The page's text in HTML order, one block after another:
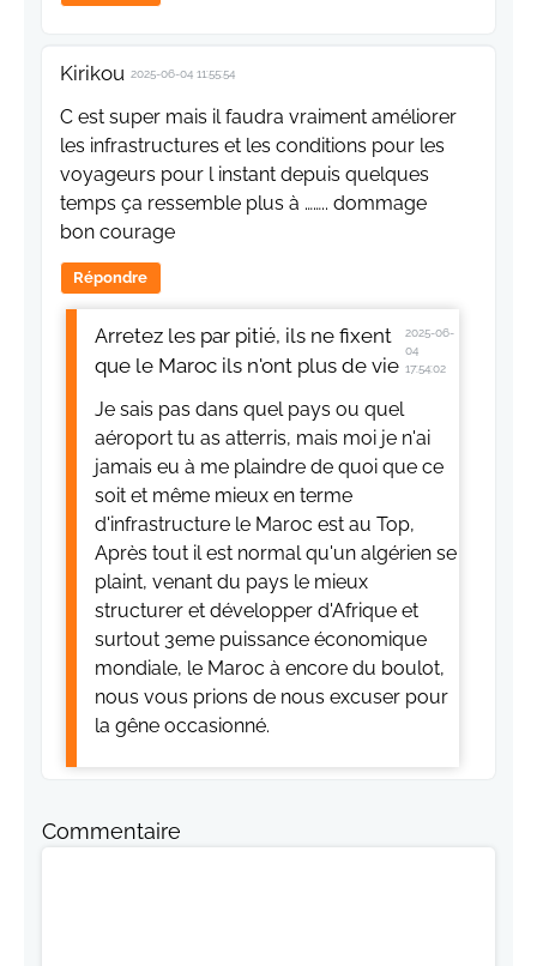
Kirikou 2025-06-04 11:55:54
C est super mais il faudra vraiment améliorer
les infrastructures et les conditions pour les
voyageurs pour l instant depuis quelques
temps ça ressemble plus à …….. dommage
bon courage
Répondre
Arretez les par pitié, ils ne fixent
que le Maroc ils n'ont plus de vie
2025-06-
04
17:54:02
Je sais pas dans quel pays ou quel
aéroport tu as atterris, mais moi je n'ai
jamais eu à me plaindre de quoi que ce
soit et même mieux en terme
d'infrastructure le Maroc est au Top,
Après tout il est normal qu'un algérien se
plaint, venant du pays le mieux
structurer et développer d'Afrique et
surtout 3eme puissance économique
mondiale, le Maroc à encore du boulot,
nous vous prions de nous excuser pour
la gêne occasionné.
Commentaire